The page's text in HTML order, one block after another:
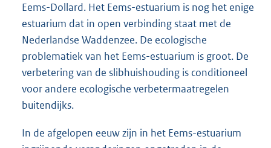
Eems-Dollard. Het Eems-estuarium is nog het enige
estuarium dat in open verbinding staat met de
Nederlandse Waddenzee. De ecologische
problematiek van het Eems-estuarium is groot. De
verbetering van de slibhuishouding is conditioneel
voor andere ecologische verbetermaatregelen
buitendijks.
In de afgelopen eeuw zijn in het Eems-estuarium